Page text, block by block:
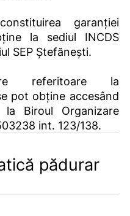
garanției
la sediul INCDS
SEP Ștefănești.
referitoare la
pot obține accesând
la Biroul Organizare
int. 123/138.
pădurar